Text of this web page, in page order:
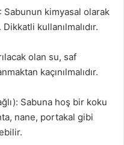
: Sabunun kimyasal olarak
kullanılmalıdır.
olan su, saf
kaçınılmalıdır.
Sabuna hoş bir koku
nane, portakal gibi